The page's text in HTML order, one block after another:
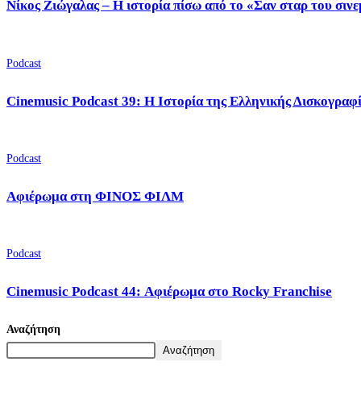
Νίκος Ζιώγαλας – Η ιστορία πίσω από το «Σαν σταρ του
Podcast
Cinemusic Podcast 39: Η Ιστορία της Ελληνικής
Podcast
Αφιέρωμα στη ΦΙΝΟΣ ΦΙΛΜ
Podcast
Cinemusic Podcast 44: Αφιέρωμα στο Rocky Franchise
Αναζήτηση
Αναζήτηση